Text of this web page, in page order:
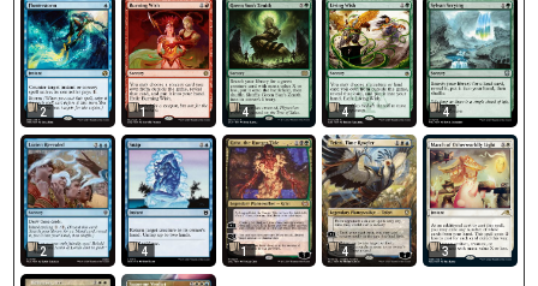
2 1 4 4 4
2 4 1 4 3